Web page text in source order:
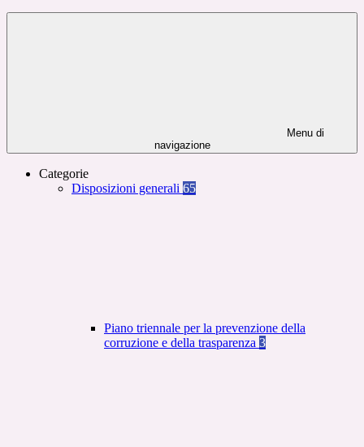
Menu di
navigazione
Categorie
Disposizioni generali 65
Piano triennale per la prevenzione della
corruzione e della trasparenza 3